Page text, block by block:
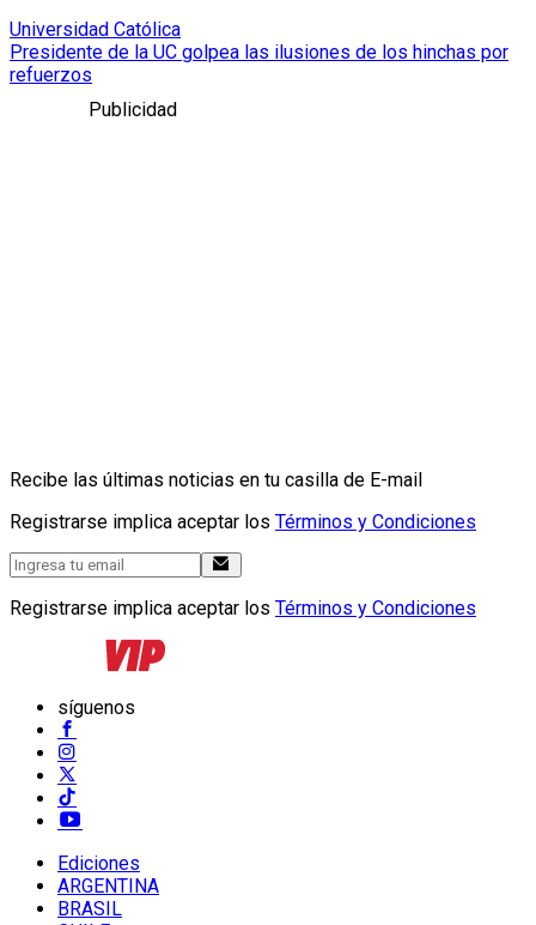
Universidad Católica
Presidente de la UC golpea las ilusiones de los hinchas por
refuerzos
Publicidad
Recibe las últimas noticias en tu casilla de E-mail
Registrarse implica aceptar los Términos y Condiciones
Registrarse implica aceptar los Términos y Condiciones
síguenos
Ediciones
ARGENTINA
BRASIL